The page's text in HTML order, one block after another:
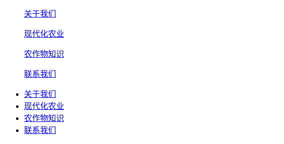
关于我们
现代化农业
农作物知识
联系我们
关于我们
现代化农业
农作物知识
联系我们